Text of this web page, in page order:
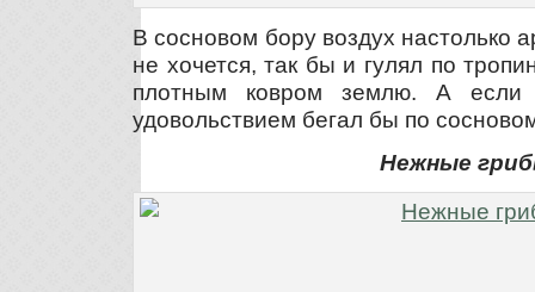
В сосновом бору воздух настолько
не хочется, так бы и гулял по
плотным ковром землю. А
удовольствием бегал бы по
Нежные